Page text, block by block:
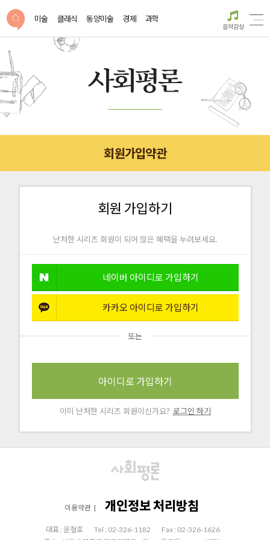
미술 클래식 동양미술 경제 과학
음악감상
회원가입약관
회원 가입하기
난처한 시리즈 회원이 되어 많은 혜택을 누려보세요.
네이버 아이디로 가입하기
카카오 아이디로 가입하기
또는
아이디로 가입하기
이미 난처한 시리즈 회원이신가요? 로그인 하기
이용약관 | 개인정보 처리방침
대표 : 윤철호 Tel : 02-326-1182
Fax : 02-326-1626